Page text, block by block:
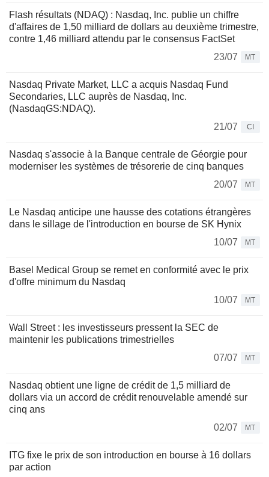
Flash résultats (NDAQ) : Nasdaq, Inc. publie un chiffre
d'affaires de 1,50 milliard de dollars au deuxième trimestre,
contre 1,46 milliard attendu par le consensus FactSet
23/07
MT
Nasdaq Private Market, LLC a acquis Nasdaq Fund
Secondaries, LLC auprès de Nasdaq, Inc.
(NasdaqGS:NDAQ).
21/07
CI
Nasdaq s'associe à la Banque centrale de Géorgie pour
moderniser les systèmes de trésorerie de cinq banques
20/07
MT
Le Nasdaq anticipe une hausse des cotations étrangères
dans le sillage de l'introduction en bourse de SK Hynix
10/07
MT
Basel Medical Group se remet en conformité avec le prix
d'offre minimum du Nasdaq
10/07
MT
Wall Street : les investisseurs pressent la SEC de
maintenir les publications trimestrielles
07/07
MT
Nasdaq obtient une ligne de crédit de 1,5 milliard de
dollars via un accord de crédit renouvelable amendé sur
cinq ans
02/07
MT
ITG fixe le prix de son introduction en bourse à 16 dollars
par action